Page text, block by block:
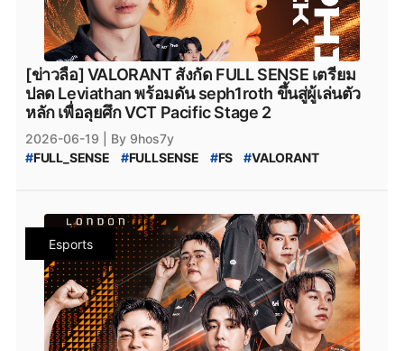
[ข่าวลือ] VALORANT สังกัด FULL SENSE เตรียม
ปลด Leviathan พร้อมดัน seph1roth ขึ้นสู่ผู้เล่นตัว
หลัก เพื่อลุยศึก VCT Pacific Stage 2
2026-06-19
| By 9hos7y
#FULL_SENSE #FULLSENSE #FS #VALORANT
VCT_Masters_London_2026 #VCT_Masters_2026
Primmie #Primme_FS #seph1roth
Leviathan
Esports